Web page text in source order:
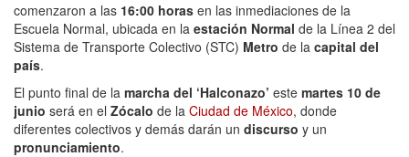
comenzaron a las 16:00 horas en las inmediaciones de la
Escuela Normal, ubicada en la estación Normal de la Línea 2 del
Sistema de Transporte Colectivo (STC) Metro de la capital del
país.
El punto final de la marcha del ‘Halconazo’ este martes 10 de
junio será en el Zócalo de la Ciudad de México, donde
diferentes colectivos y demás darán un discurso y un
pronunciamiento.